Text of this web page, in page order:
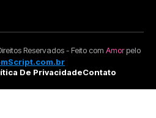
Reservados - Feito com Amorpelo
De PrivacidadeContato